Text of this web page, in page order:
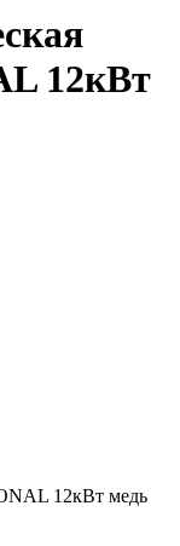
12кВт
12кВт медь